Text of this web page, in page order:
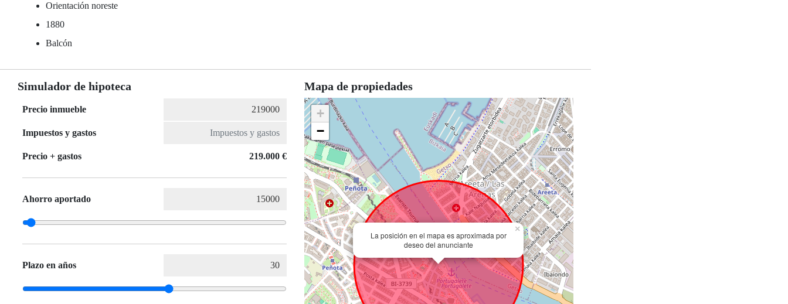
Orientación noreste
1880
Balcón
Simulador de hipoteca
Precio inmueble
Impuestos y gastos
Precio + gastos 219.000 €
Ahorro aportado
Plazo en años
Mapa de propiedades
La posición en el mapa es aproximada por
deseo del anunciante
×
+
−